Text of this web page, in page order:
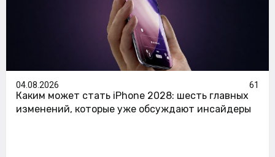
04.08.2026 61
Каким может стать iPhone 2028: шесть главных
изменений, которые уже обсуждают инсайдеры